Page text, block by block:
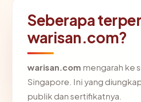
Seberapa
warisan.com?
warisan.com mengarah ke
Singapore. Ini yang
publik dan sertifikatnya.